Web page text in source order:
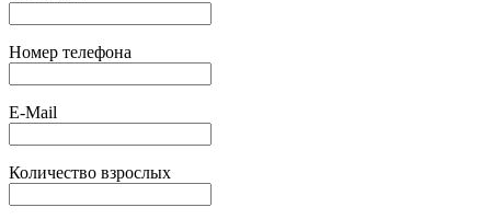
Номер телефона
E-Mail
Количество взрослых